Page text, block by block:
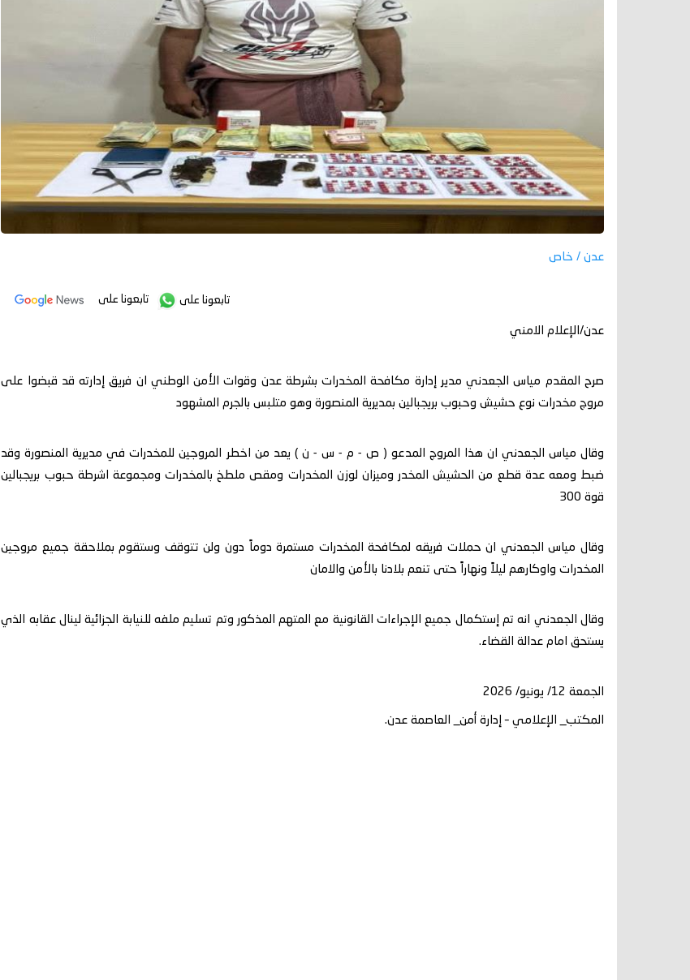
عدن / خاص
تابعونا على تابعونا على
عدن/الإعلام الامني
صرح المقدم مياس الجعدني مدير إدارة مكافحة المخدرات بشرطة عدن وقوات الأمن الوطني ان فريق إدارته قد قبضوا على
مروج مخدرات نوع حشيش وحبوب بريجبالين بمديرية المنصورة وهو متلبس بالجرم المشهود
وقال مياس الجعدني ان هذا المروج المدعو ( ص - م - س - ن ) يعد من اخطر المروجين للمخدرات في مديرية المنصورة وقد
ضبط ومعه عدة قطع من الحشيش المخدر وميزان لوزن المخدرات ومقص ملطخ بالمخدرات ومجموعة اشرطة حبوب بريجبالين
قوة 300
وقال مياس الجعدني ان حملات فريقه لمكافحة المخدرات مستمرة دوماً دون ولن تتوقف وستقوم بملاحقة جميع مروجين
المخدرات واوكارهم ليلاً ونهاراً حتى تنعم بلادنا بالأمن والامان
وقال الجعدني انه تم إستكمال جميع الإجراءات القانونية مع المتهم المذكور وتم تسليم ملفه للنيابة الجزائية لينال عقابه الذي
يستحق امام عدالة القضاء.
الجمعة 12/ يونيو/ 2026
المكتب_ الإعلامي – إدارة أمن_ العاصمة عدن.